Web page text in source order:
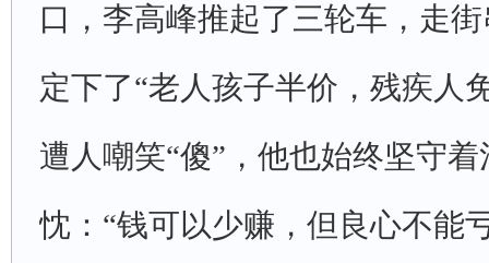
口，李高峰推起了三轮车，走
定下了“老人孩子半价，残疾人
遭人嘲笑“傻”，他也始终坚守
忱：“钱可以少赚，但良心不能